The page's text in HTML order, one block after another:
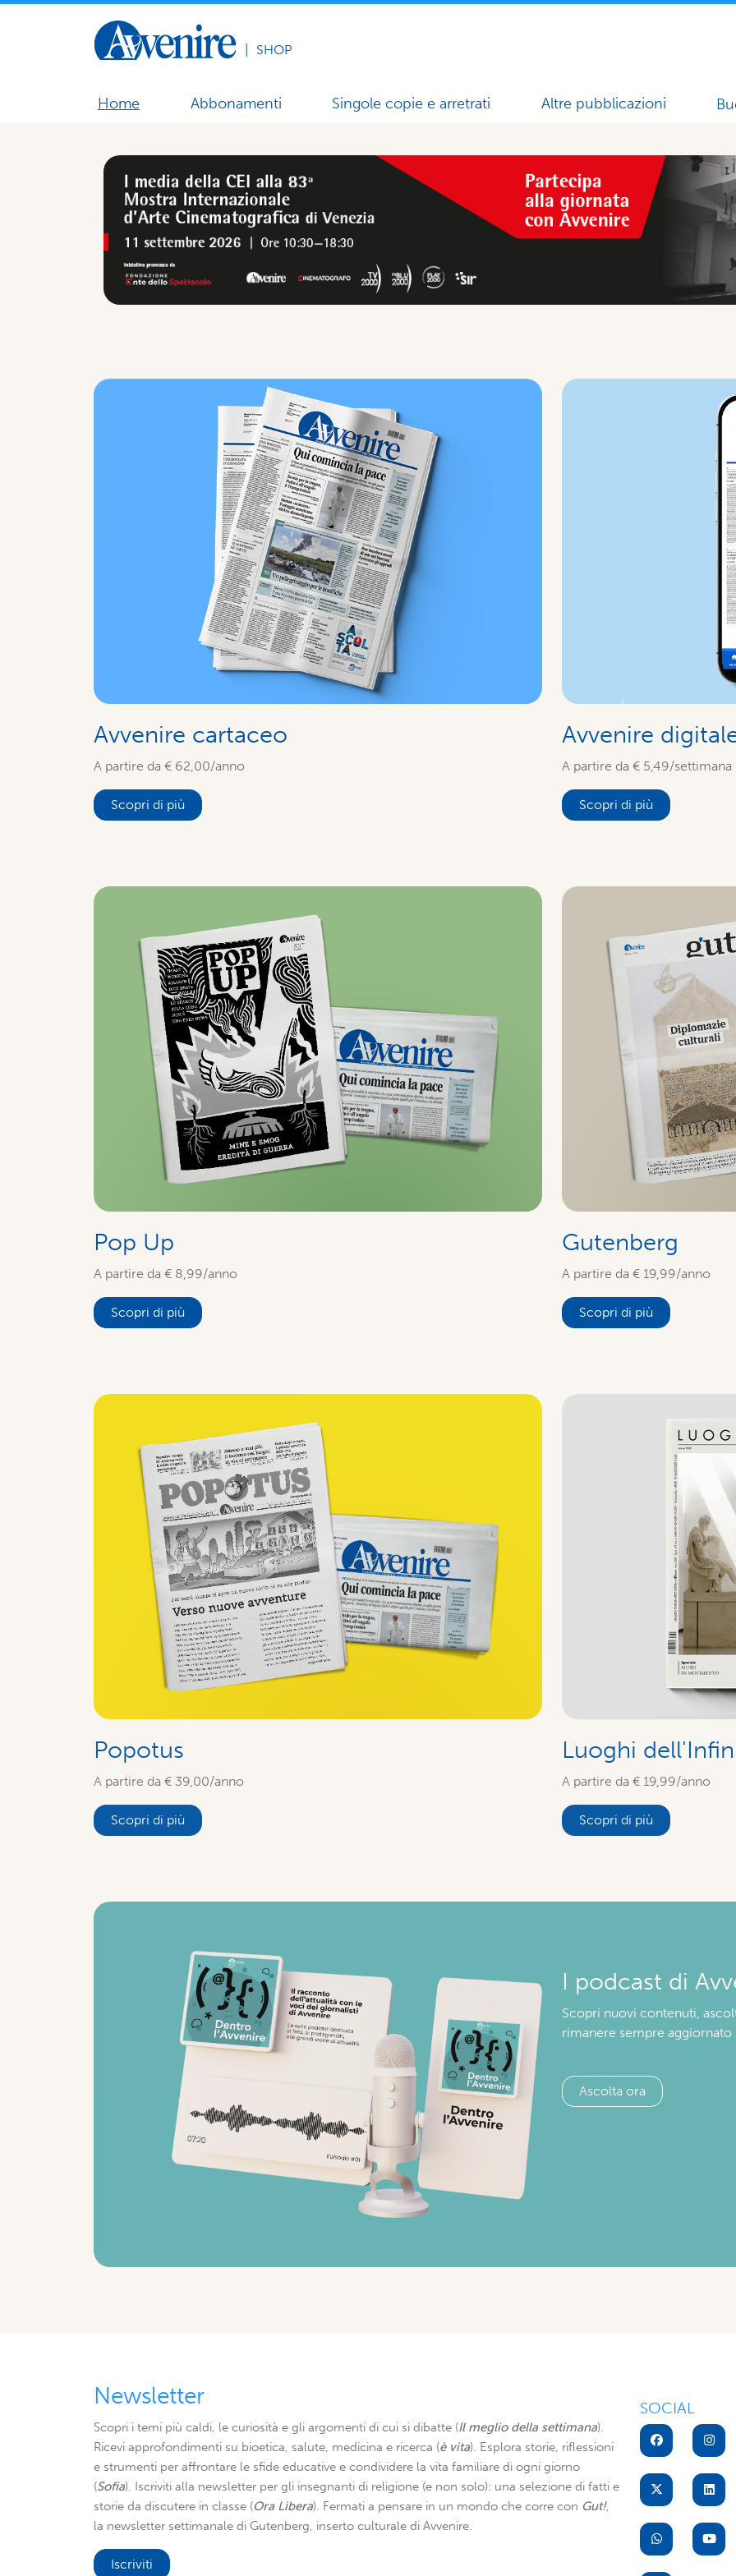
SHOP
Home Abbonamenti Singole copie e arretrati Altre pubblicazioni
Avvenire cartaceo
A partire da € 62,00/anno
Scopri di più
Avvenire
A partire da € 5,49/settimana
Scopri di più
Pop Up
A partire da € 8,99/anno
Scopri di più
Gutenberg
A partire da € 19,99/anno
Scopri di più
Popotus
A partire da € 39,00/anno
Scopri di più
Luoghi
A partire da € 19,99/anno
Scopri di più
I podcast di
Scopri nuovi contenuti,
rimanere sempre aggiornato
Ascolta ora
Newsletter
Scopri i temi più caldi, le curiosità e gli argomenti di cui si dibatte (Il meglio della settimana).
Ricevi approfondimenti su bioetica, salute, medicina e ricerca (è vita). Esplora storie, riflessioni
e strumenti per affrontare le sfide educative e condividere la vita familiare di ogni giorno
(Sofia). Iscriviti alla newsletter per gli insegnanti di religione (e non solo): una selezione di fatti e
storie da discutere in classe (Ora Libera). Fermati a pensare in un mondo che corre con Gut!,
la newsletter settimanale di Gutenberg, inserto culturale di Avvenire.
Iscriviti
SOCIAL